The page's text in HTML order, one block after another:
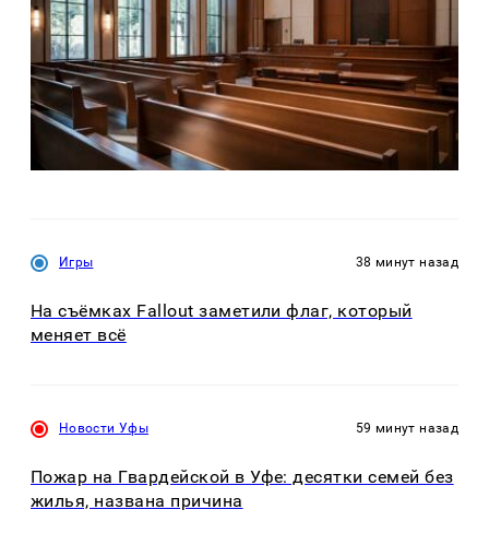
Игры 38 минут назад
На съёмках Fallout заметили флаг, который
меняет всё
Новости Уфы 59 минут назад
Пожар на Гвардейской в Уфе: десятки семей без
жилья, названа причина